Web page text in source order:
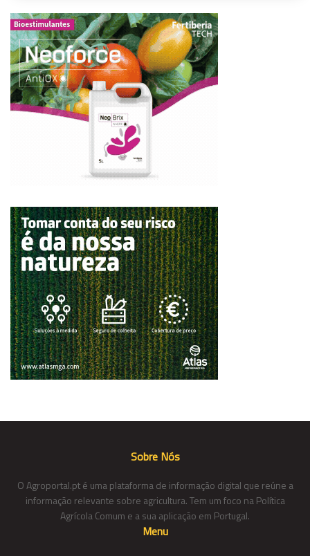
Sobre Nós
O Agroportal.pt é uma plataforma de informação digital que reúne a
informação relevante sobre agricultura. Tem um foco na Política
Agrícola Comum e a sua aplicação em Portugal.
Menu